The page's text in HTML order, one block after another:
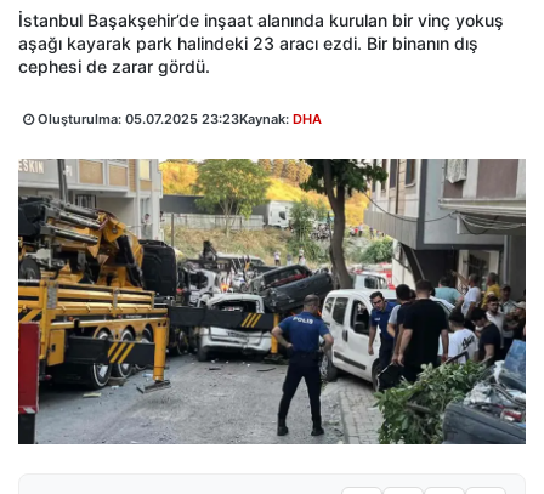
İstanbul Başakşehir’de inşaat alanında kurulan bir vinç yokuş
aşağı kayarak park halindeki 23 aracı ezdi. Bir binanın dış
cephesi de zarar gördü.
Oluşturulma: 05.07.2025 23:23Kaynak: DHA